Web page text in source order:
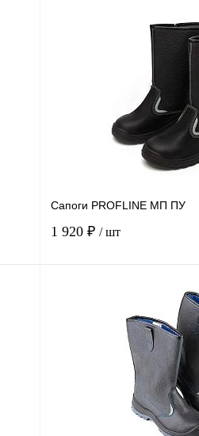
Сапоги PROFLINE МП ПУ
1 920 ₽ / шт
Купить в
В избранное